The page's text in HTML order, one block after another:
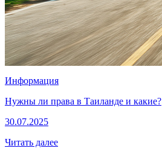
Информация
Нужны ли права в Таиланде и какие?
30.07.2025
Читать далее